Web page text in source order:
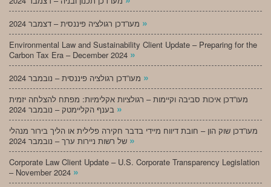
»
Environmental Law and Sustainability Client Update – Preparing for the
Carbon Tax Era – December 2024 »
»
מעו”דכן איכות סביבה וקיימות – רגולציות אקלימיות: מפתח להצלחה יזמית
»
מעו”דכן שוק הון – חובת דיווח מיידי בדבר חקירה פלילית או הליך בירור מנהלי
»
Corporate Law Client Update – U.S. Corporate Transparency Legislation
– November 2024 »